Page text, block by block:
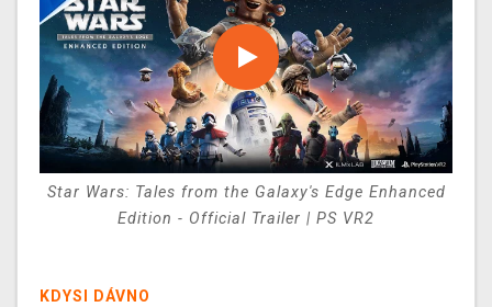
Star Wars: Tales from the Galaxy's Edge Enhanced
Edition - Official Trailer | PS VR2
KDYSI DÁVNO